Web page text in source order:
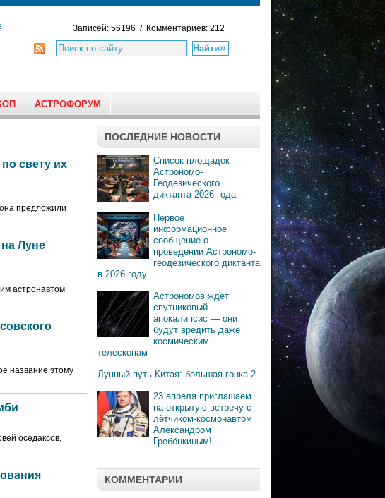
Записей: 56196 / Комментариев: 212
АСТРОФОРУМ
свету их
предложили
Луне
астронавтом
название этому
оседаксов,
ПОСЛЕДНИЕ НОВОСТИ
Список площадок
Астрономо-
Геодезического
диктанта 2026 года
Первое
информационное
сообщение о
проведении Астрономо-
геодезического диктанта
в 2026 году
Астрономов ждёт
спутниковый
апокалипсис — они
будут вредить даже
космическим
телескопам
Лунный путь Китая: большая гонка-2
23 апреля приглашаем
на открытую встречу с
лётчиком-космонавтом
Александром
Гребёнкиным!
КОММЕНТАРИИ